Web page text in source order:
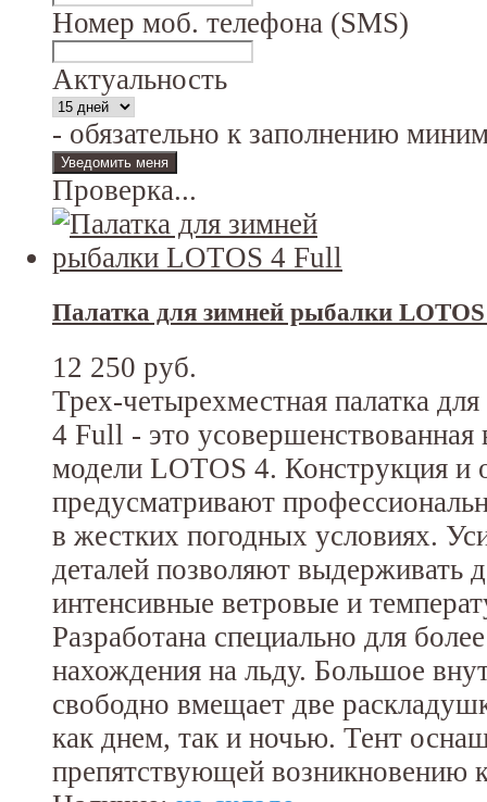
Номер моб. телефона (SMS)
Актуальность
- обязательно к заполнению
Проверка...
Палатка для зимней рыбалки
12 250 руб.
Трех-четырехместная палатка
4 Full - это усовершенствованная
модели LOTOS 4. Конструкция
предусматривают
в жестких погодных условиях.
деталей позволяют выдерживать
интенсивные ветровые и
Разработана специально для
нахождения на льду. Большое
свободно вмещает две
как днем, так и ночью. Тент
препятствующей возникновению